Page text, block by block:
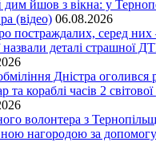
дим йшов з вікна: у
(відео) 06.08.2026
постраждалих, серед них
назвали деталі страшної
Дністра оголився
та кораблі часів 2 світової
волонтера з
нагородою за